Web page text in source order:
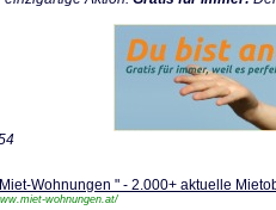
Wohnungen " - 2.000+ aktuelle
wohnungen.at/